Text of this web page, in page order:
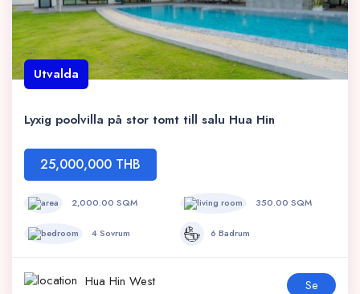
Utvalda
Lyxig poolvilla på stor tomt till salu Hua Hin
25,000,000 THB
2,000.00 SQM 350.00 SQM
4 Sovrum 6 Badrum
Hua Hin West Se